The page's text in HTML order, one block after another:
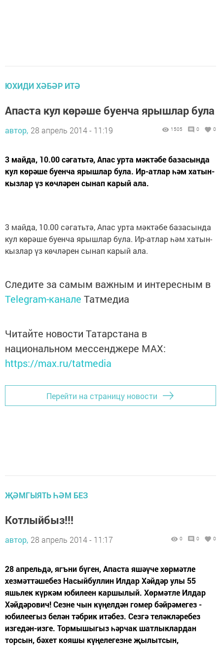
ЮХИДИ ХӘБӘР ИТӘ
Апаста кул көрәше буенча ярышлар була
автор, 28 апрель 2014 - 11:19 1505 0 0
3 майда, 10.00 сәгатьтә, Апас урта мәктәбе базасында
кул көрәше буенча ярышлар була. Ир-атлар һәм хатын-
кызлар үз көчләрен сынап карый ала.
3 майда, 10.00 сәгатьтә, Апас урта мәктәбе базасында
кул көрәше буенча ярышлар була. Ир-атлар һәм хатын-
кызлар үз көчләрен сынап карый ала.
Следите за самым важным и интересным в
Telegram-канале Татмедиа
Читайте новости Татарстана в
национальном мессенджере MАХ:
https://max.ru/tatmedia
Перейти на страницу новости
ҖӘМГЫЯТЬ ҺӘМ БЕЗ
Котлыйбыз!!!
автор, 28 апрель 2014 - 11:17 0 0 0
28 апрельдә, ягъни бүген, Апаста яшәүче хөрмәтле
хезмәттәшебез Насыйбуллин Илдар Хәйдәр улы 55
яшьлек күркәм юбилеен каршылый. Хөрмәтле Илдар
Хәйдәрович! Сезне чын күңелдән гомер бәйрәмегез -
юбилеегыз белән тәбрик итәбез. Сезгә теләкләребез
изгедән-изге. Тормышыгыз һәрчак шатлыклардан
торсын, бәхет кояшы күңелегезне җылытсын,